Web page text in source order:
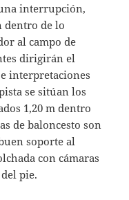
interrupción,
dentro de lo
al campo de
dirigirán el
interpretaciones
se sitúan los
1,20 m dentro
de baloncesto son
soporte al
con cámaras
pie.